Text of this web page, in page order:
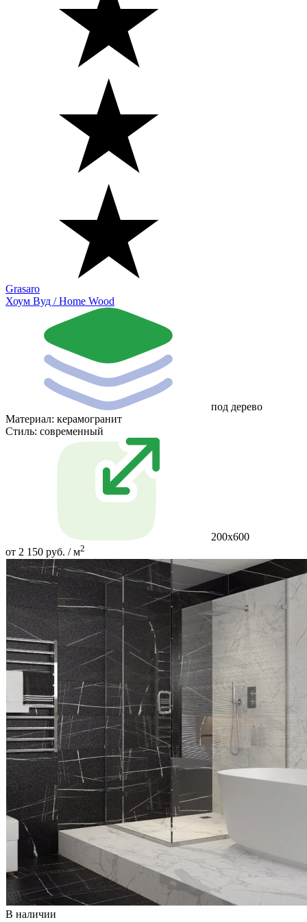
Grasaro
Хоум Вуд / Home Wood
под дерево
Материал: керамогранит
Стиль: современный
200х600
от 2 150 руб. / м2
В наличии